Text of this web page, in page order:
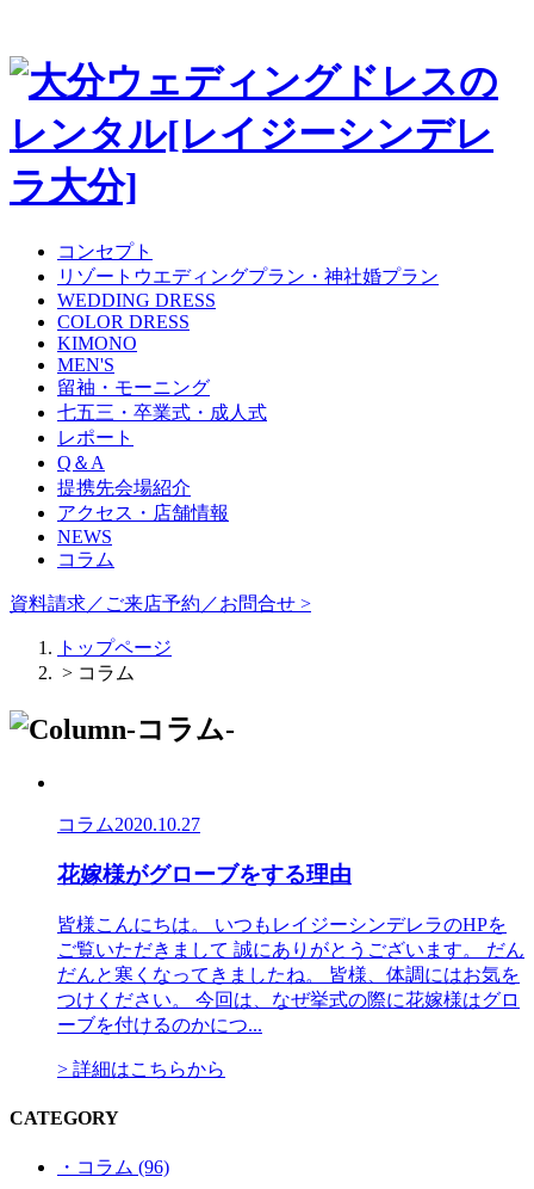
コンセプト
リゾートウエディングプラン・神社婚プラン
WEDDING DRESS
COLOR DRESS
KIMONO
MEN'S
留袖・モーニング
七五三・卒業式・成人式
レポート
Q＆A
提携先会場紹介
アクセス・店舗情報
NEWS
コラム
資料請求／ご来店予約／お問合せ >
トップページ
> コラム
コラム2020.10.27
花嫁様がグローブをする理由
皆様こんにちは。 いつもレイジーシンデレラのHPを
ご覧いただきまして 誠にありがとうございます。 だん
だんと寒くなってきましたね。 皆様、体調にはお気を
つけください。 今回は、なぜ挙式の際に花嫁様はグロ
ーブを付けるのかにつ...
> 詳細はこちらから
CATEGORY
・コラム (96)